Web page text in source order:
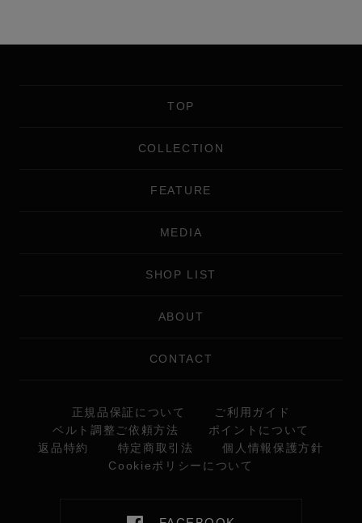
TOP
COLLECTION
FEATURE
MEDIA
SHOP LIST
ABOUT
CONTACT
正規品保証について
ご利用ガイド
ベルト調整ご依頼方法
ポイントについて
返品特約
特定商取引法
個人情報保護方針
Cookieポリシーについて